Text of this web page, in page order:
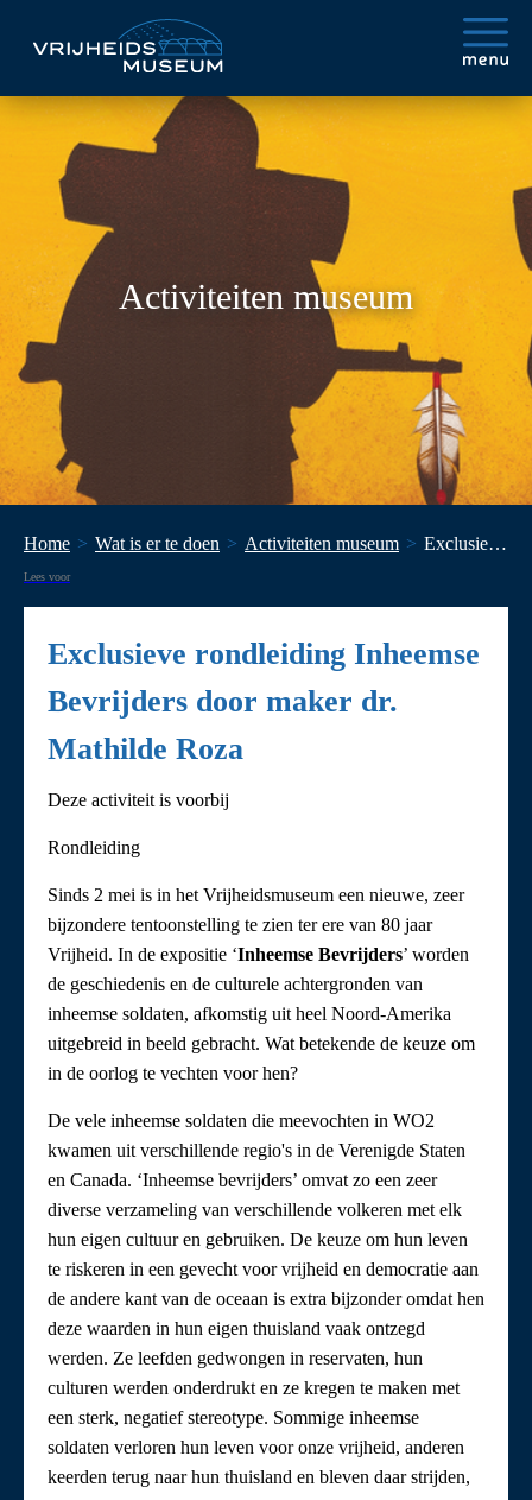
Activiteiten museum
Home Wat is er te doen Activiteiten museum Exclusieve rondleiding Inheemse Bevrijders door maker dr. Mathilde Roza
Lees voor
Exclusieve rondleiding Inheemse
Bevrijders door maker dr.
Mathilde Roza
Deze activiteit is voorbij
Rondleiding
Sinds 2 mei is in het Vrijheidsmuseum een nieuwe, zeer
bijzondere tentoonstelling te zien ter ere van 80 jaar
Vrijheid. In de expositie ‘Inheemse Bevrijders’ worden
de geschiedenis en de culturele achtergronden van
inheemse soldaten, afkomstig uit heel Noord-Amerika
uitgebreid in beeld gebracht. Wat betekende de keuze om
in de oorlog te vechten voor hen?
De vele inheemse soldaten die meevochten in WO2
kwamen uit verschillende regio's in de Verenigde Staten
en Canada. ‘Inheemse bevrijders’ omvat zo een zeer
diverse verzameling van verschillende volkeren met elk
hun eigen cultuur en gebruiken. De keuze om hun leven
te riskeren in een gevecht voor vrijheid en democratie aan
de andere kant van de oceaan is extra bijzonder omdat hen
deze waarden in hun eigen thuisland vaak ontzegd
werden. Ze leefden gedwongen in reservaten, hun
culturen werden onderdrukt en ze kregen te maken met
een sterk, negatief stereotype. Sommige inheemse
soldaten verloren hun leven voor onze vrijheid, anderen
keerden terug naar hun thuisland en bleven daar strijden,